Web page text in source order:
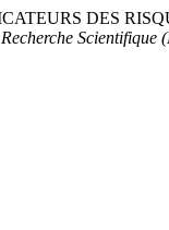
DES
Scientifique